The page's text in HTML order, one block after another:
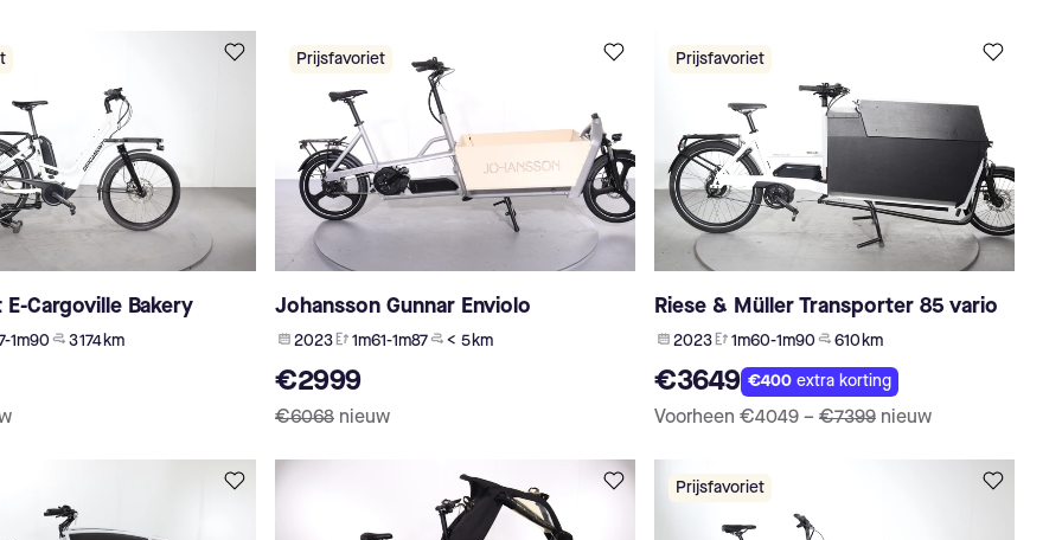
E-Cargoville Bakery
1m90 3 174 km
Prijsfavoriet
Johansson Gunnar Enviolo
2023 1m61-1m87 < 5 km
€2999
€6068 nieuw
Prijsfavoriet
Riese & Müller Transporter 85 vario
2023 1m60-1m90 610 km
€3649 €400extra korting
Voorheen €4049 – €7399 nieuw
Prijsfavoriet